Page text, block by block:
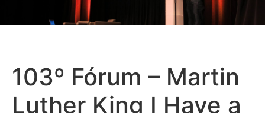
103º Fórum – Martin
Luther King I Have a